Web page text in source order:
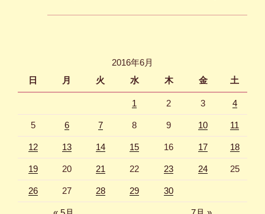
2016年6月
日
月 火 水 木 金 土
1 2 3 4
5 6 7 8 9 10 11
12 13 14 15 16 17 18
19 20 21 22 23 24 25
26 27 28 29 30